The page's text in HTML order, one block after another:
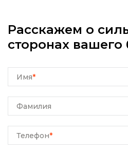
Расскажем о
сторонах вашего
Имя*
Фамилия
Телефон*